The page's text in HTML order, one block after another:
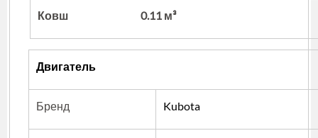
Ковш 0.11 м³
Двигатель
Бренд Kubota